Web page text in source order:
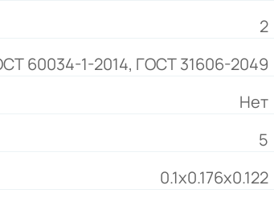
2
60034-1-2014, ГОСТ 31606-2049
Нет
5
0.1x0.176x0.122